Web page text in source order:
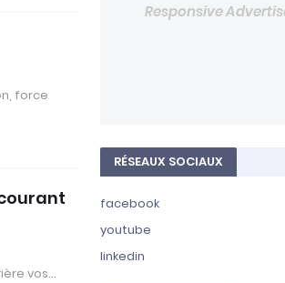
force
vos…
Responsive
RÉSEAUX SOCIAUX
facebook
youtube
linkedin